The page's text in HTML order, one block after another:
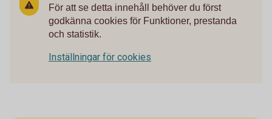
För att se detta innehåll behöver du först
godkänna cookies för Funktioner, prestanda
och statistik.
Inställningar för cookies